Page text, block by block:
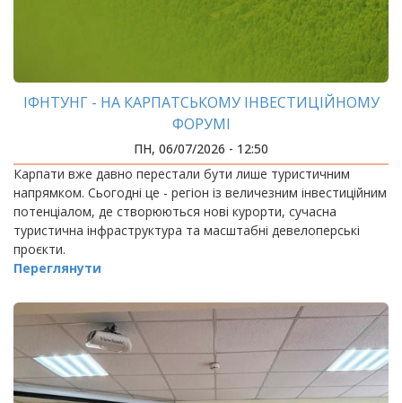
ІФНТУНГ - НА КАРПАТСЬКОМУ ІНВЕСТИЦІЙНОМУ
ФОРУМІ
ПН, 06/07/2026 - 12:50
Карпати вже давно перестали бути лише туристичним
напрямком. Сьогодні це - регіон із величезним інвестиційним
потенціалом, де створюються нові курорти, сучасна
туристична інфраструктура та масштабні девелоперські
проєкти.
Переглянути